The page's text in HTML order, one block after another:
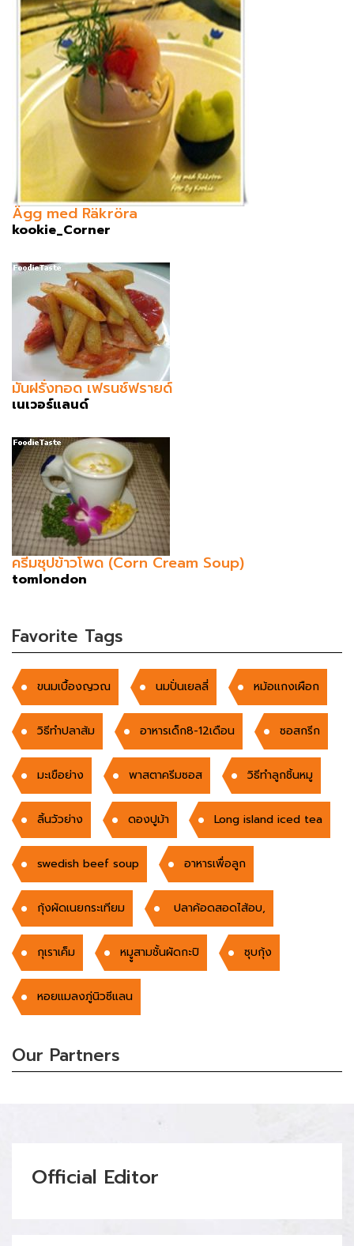
Ägg med Räkröra
kookie_Corner
มันฝรั่งทอด เฟรนช์ฟรายด์
เนเวอร์แลนด์
ครีมซุปข้าวโพด (Corn Cream Soup)
tomlondon
Favorite Tags
ขนมเบื้องญวณ นมปั่นเยลลี่ หม้อแกงเผือก
วิธีทำปลาส้ม อาหารเด็ก8-12เดือน ซอสกรีก
มะเขือย่าง พาสตาครีมซอส วิธีทำลูกชิ้นหมู
ลิ้นวัวย่าง ดองปูม้า Long island iced tea
swedish beef soup อาหารเพื่อลูก
กุ้งผัดเนยกระเทียม ปลาค้อดสอดไส้อบ,
กุเราเค็ม หมููสามชั้นผัดกะปิ ซุบกุ้ง
หอยแมลงภู่นิวซีแลน
Our Partners
Official Editor